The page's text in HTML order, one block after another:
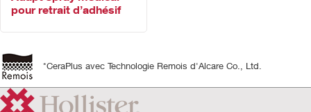
pour retrait d’adhésif
*CeraPlus avec Technologie Remois d'Alcare Co., Ltd.